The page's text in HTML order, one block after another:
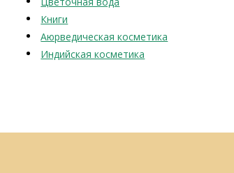
Книги
Аюрведическая косметика
Индийская косметика